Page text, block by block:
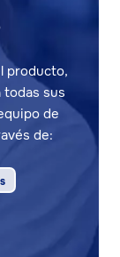
producto,
sus
de
de: